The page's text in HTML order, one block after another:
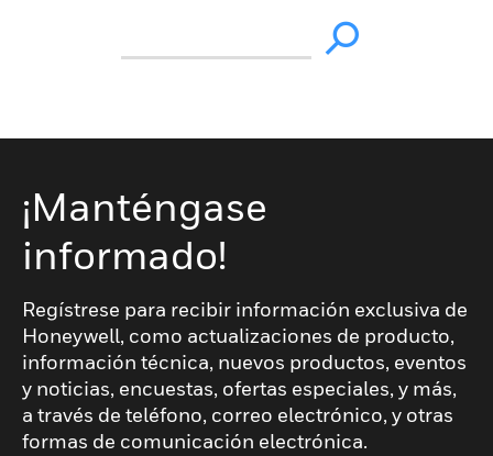
¡Manténgase
informado!
Regístrese para recibir información exclusiva de
Honeywell, como actualizaciones de producto,
información técnica, nuevos productos, eventos
y noticias, encuestas, ofertas especiales, y más,
a través de teléfono, correo electrónico, y otras
formas de comunicación electrónica.